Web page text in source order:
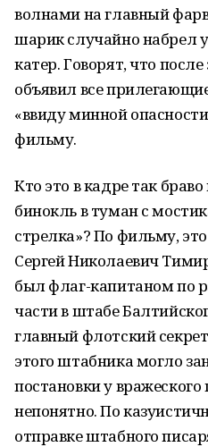
волнами на главный
шарик случайно набрел
катер. Говорят, что
объявил все
«ввиду минной
фильму.
Кто это в кадре так
бинокль в туман с
стрелка»? По фильму,
Сергей Николаевич
был флаг-капитаном по
части в штабе
главный флотский
этого штабника могло
постановки у
непонятно. По
отправке штабного